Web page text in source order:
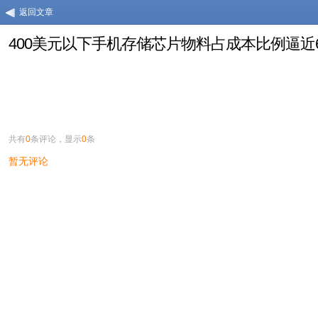
返回文章
400美元以下手机存储芯片物料占成本比例逼
共有0条评论，显示0条
暂无评论